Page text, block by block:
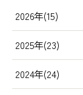
2026年(15)
2025年(23)
2024年(24)